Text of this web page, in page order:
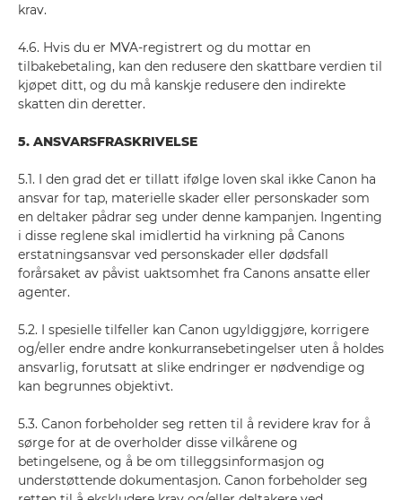
krav.
4.6. Hvis du er MVA-registrert og du mottar en
tilbakebetaling, kan den redusere den skattbare verdien til
kjøpet ditt, og du må kanskje redusere den indirekte
skatten din deretter.
5. ANSVARSFRASKRIVELSE
5.1. I den grad det er tillatt ifølge loven skal ikke Canon ha
ansvar for tap, materielle skader eller personskader som
en deltaker pådrar seg under denne kampanjen. Ingenting
i disse reglene skal imidlertid ha virkning på Canons
erstatningsansvar ved personskader eller dødsfall
forårsaket av påvist uaktsomhet fra Canons ansatte eller
agenter.
5.2. I spesielle tilfeller kan Canon ugyldiggjøre, korrigere
og/eller endre andre konkurransebetingelser uten å holdes
ansvarlig, forutsatt at slike endringer er nødvendige og
kan begrunnes objektivt.
5.3. Canon forbeholder seg retten til å revidere krav for å
sørge for at de overholder disse vilkårene og
betingelsene, og å be om tilleggsinformasjon og
understøttende dokumentasjon. Canon forbeholder seg